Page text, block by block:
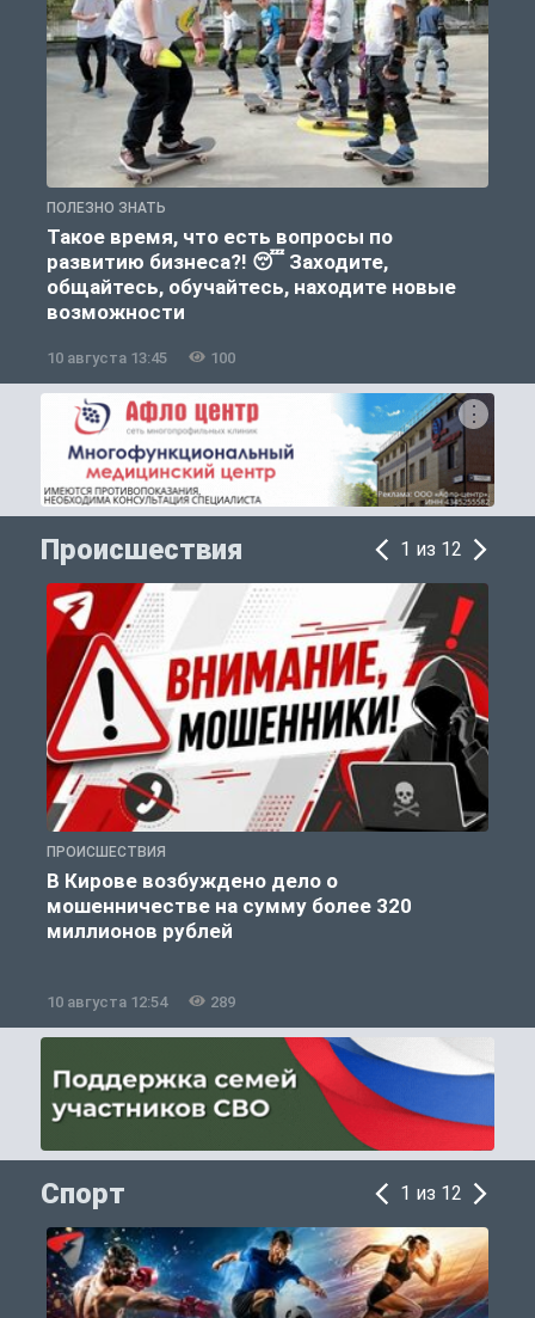
ПОЛЕЗНО ЗНАТЬ
Такое время, что есть вопросы по
развитию бизнеса?! 😴 Заходите,
общайтесь, обучайтесь, находите новые
возможности
10 августа 13:45 100
Происшествия 1 из 12
ПРОИСШЕСТВИЯ
В Кирове возбуждено дело о
мошенничестве на сумму более 320
миллионов рублей
10 августа 12:54 289
Спорт 1 из 12